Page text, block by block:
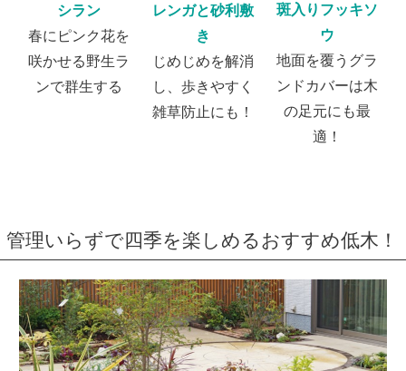
シラン
春にピンク花を
咲かせる野生ラ
ンで群生する
レンガと砂利敷
き
じめじめを解消
し、歩きやすく
雑草防止にも！
斑入りフッキソ
ウ
地面を覆うグラ
ンドカバーは木
の足元にも最
適！
管理いらずで四季を楽しめるおすすめ低木！